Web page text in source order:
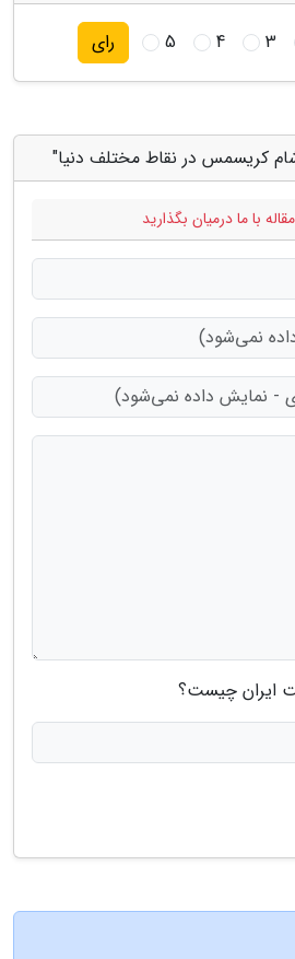
3
4
5 رای
کریسمس در نقاط مختلف دنیا"
با ما درمیان بگذارید
ایران چیست؟